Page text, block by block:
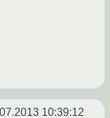
10:39:12